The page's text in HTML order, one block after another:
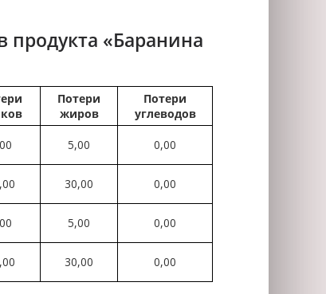
«Баранина
Потери
жиров
Потери
углеводов
5,00 0,00
30,00 0,00
5,00 0,00
30,00 0,00